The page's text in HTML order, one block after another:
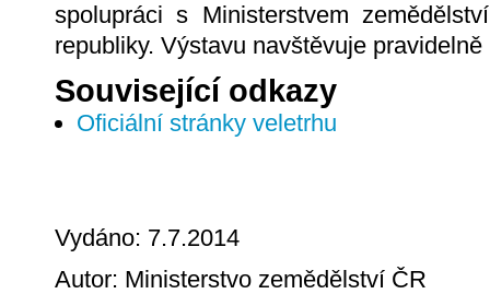
spolupráci s Ministerstvem
republiky. Výstavu navštěvuje
Související odkazy
Oficiální stránky veletrhu
Vydáno: 7.7.2014
Autor: Ministerstvo zemědělství ČR